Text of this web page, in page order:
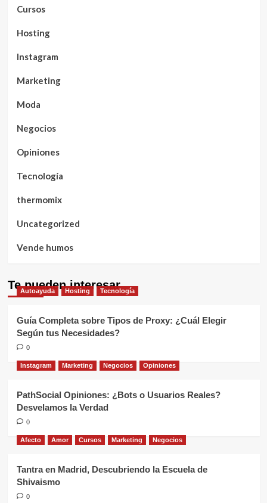
Cursos
Hosting
Instagram
Marketing
Moda
Negocios
Opiniones
Tecnología
thermomix
Uncategorized
Vende humos
Te pueden interesar
Autoayuda Hosting Tecnología
Guía Completa sobre Tipos de Proxy: ¿Cuál Elegir
Según tus Necesidades?
0
Instagram Marketing Negocios Opiniones
PathSocial Opiniones: ¿Bots o Usuarios Reales?
Desvelamos la Verdad
0
Afecto Amor Cursos Marketing Negocios
Tantra en Madrid, Descubriendo la Escuela de
Shivaismo
0